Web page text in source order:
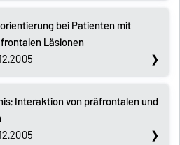
bei Patienten mit
Läsionen
Interaktion von präfrontalen und